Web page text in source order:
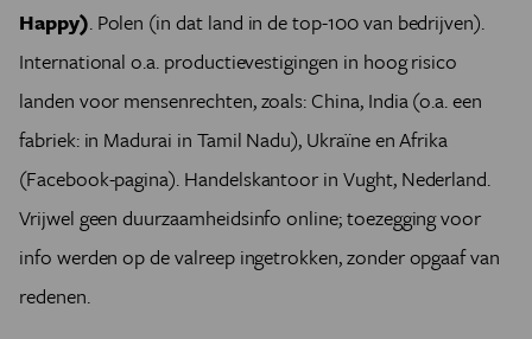
Happy). Polen (in dat land in de top-100 van bedrijven).
International o.a. productievestigingen in hoog risico
landen voor mensenrechten, zoals: China, India (o.a. een
fabriek: in Madurai in Tamil Nadu), Ukraïne en Afrika
(Facebook-pagina). Handelskantoor in Vught, Nederland.
Vrijwel geen duurzaamheidsinfo online; toezegging voor
info werden op de valreep ingetrokken, zonder opgaaf van
redenen.